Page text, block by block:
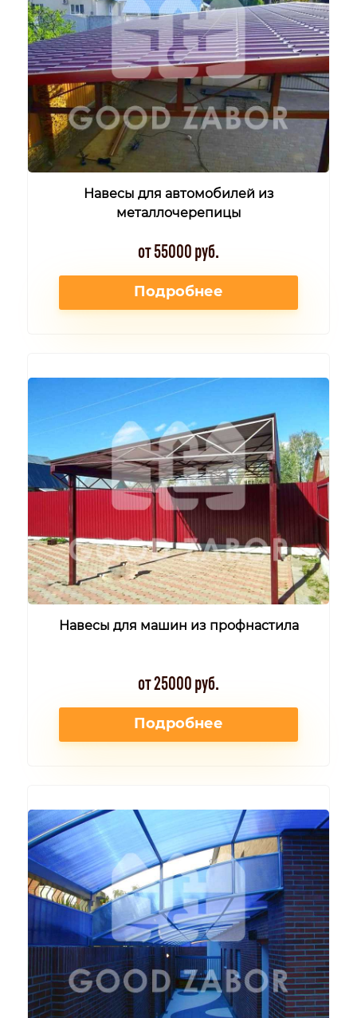
Навесы для автомобилей из
металлочерепицы
от 55000 руб.
Подробнее
Навесы для машин из профнастила
от 25000 руб.
Подробнее